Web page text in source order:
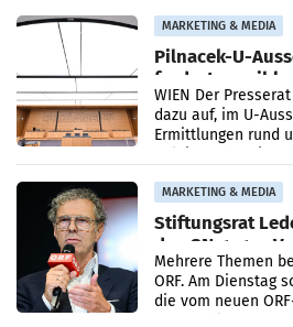
MARKETING & MEDIA
Pilnacek-U-
fordert
WIEN Der
dazu auf, im U-
Ermittlungen rund
MARKETING & MEDIA
Stiftungsrat
den SN gegen
Mehrere Themen
ORF. Am Dienstag
die vom neuen